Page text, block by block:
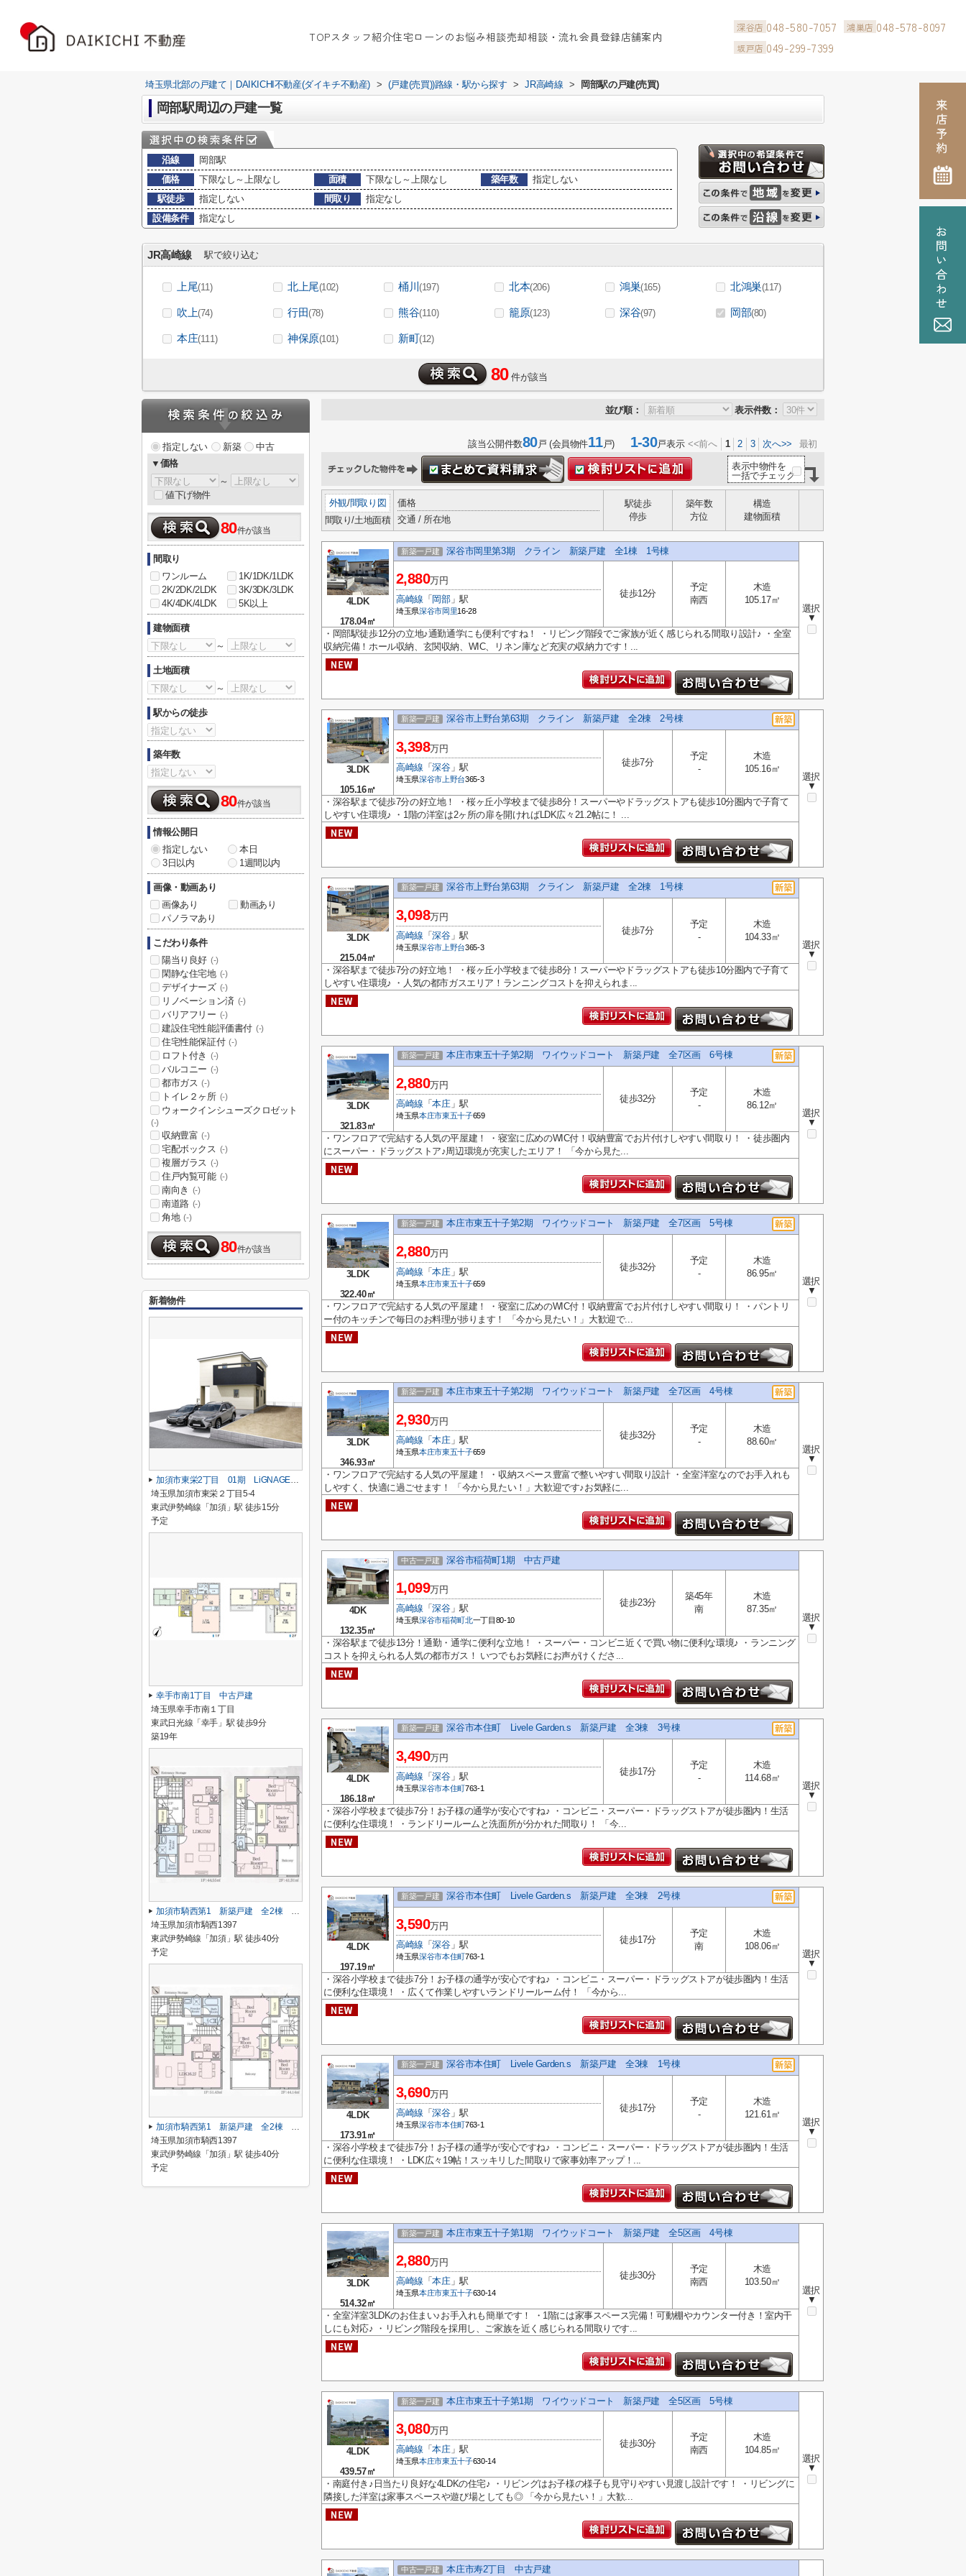
TOPスタッフ紹介住宅ローンのお悩み相談売却相談・流れ会員登録店舗案内
深谷店 048-580-7057 鴻巣店 048-578-8097
坂戸店 049-299-7399
埼玉県北部の戸建て｜DAIKICHI不動産(ダイキチ不動産) > (戸建(売買))路線・駅から探す > JR高崎線 > 岡部駅の戸建(売買)
岡部駅周辺の戸建一覧
沿線
岡部駅
価格
下限なし～上限なし 面積 下限なし～上限なし 築年数
指定しない
駅徒歩
指定しない 間取り
指定なし
設備条件
指定なし
JR高崎線 駅で絞り込む
上尾(11) 北上尾(102) 桶川(197) 北本(206) 鴻巣(165) 北鴻巣(117)
吹上(74) 行田(78) 熊谷(110) 籠原(123) 深谷(97) 岡部(80)
本庄(111) 神保原(101) 新町(12)
80 件が該当
並び順： 表示件数：
該当公開件数80戸 (会員物件11戸) 1-30戸表示 <<前へ 1 2 3 次へ>> 最初
表示中物件を
一括でチェック
外観/間取り図
間取り/土地面積
価格
交通 / 所在地
駅徒歩
停歩
築年数
方位
構造
建物面積
4LDK
178.04㎡
新築一戸建 深谷市岡里第3期 クライン 新築戸建 全1棟 1号棟
選択
▼
2,880万円
高崎線 「 岡部」駅
埼玉県深谷市岡里16-28
徒歩12分
予定
南西
木造
105.17㎡
・岡部駅徒歩12分の立地♪通勤通学にも便利ですね！ ・リビング階段でご家族が近く感じられる間取り設計♪ ・全室
収納完備！ホール収納、玄関収納、WIC、リネン庫など充実の収納力です！...
3LDK
105.16㎡
新築一戸建 深谷市上野台第63期 クライン 新築戸建 全2棟 2号棟
選択
▼
3,398万円
高崎線 「深谷」駅
埼玉県深谷市上野台365-3
徒歩7分
予定
-
木造
105.16㎡
・深谷駅まで徒歩7分の好立地！ ・桜ヶ丘小学校まで徒歩8分！スーパーやドラッグストアも徒歩10分圏内で子育て
しやすい住環境♪ ・1階の洋室は2ヶ所の扉を開ければLDK広々21.2帖に！ ...
3LDK
215.04㎡
新築一戸建 深谷市上野台第63期 クライン 新築戸建 全2棟 1号棟
選択
▼
3,098万円
高崎線 「深谷」駅
埼玉県深谷市上野台365-3
徒歩7分
予定
-
木造
104.33㎡
・深谷駅まで徒歩7分の好立地！ ・桜ヶ丘小学校まで徒歩8分！スーパーやドラッグストアも徒歩10分圏内で子育て
しやすい住環境♪ ・人気の都市ガスエリア！ランニングコストを抑えられま...
3LDK
321.83㎡
新築一戸建 本庄市東五十子第2期 ワイウッドコート 新築戸建 全7区画 6号棟
選択
▼
2,880万円
高崎線 「本庄」駅
埼玉県本庄市東五十子659
徒歩32分
予定
-
木造
86.12㎡
・ワンフロアで完結する人気の平屋建！ ・寝室に広めのWIC付！収納豊富でお片付けしやすい間取り！ ・徒歩圏内
にスーパー・ドラッグストア♪周辺環境が充実したエリア！ 「今から見た...
3LDK
322.40㎡
新築一戸建 本庄市東五十子第2期 ワイウッドコート 新築戸建 全7区画 5号棟
選択
▼
2,880万円
高崎線 「本庄」駅
埼玉県本庄市東五十子659
徒歩32分
予定
-
木造
86.95㎡
・ワンフロアで完結する人気の平屋建！ ・寝室に広めのWIC付！収納豊富でお片付けしやすい間取り！ ・パントリ
ー付のキッチンで毎日のお料理が捗ります！ 「今から見たい！」大歓迎で...
3LDK
346.93㎡
新築一戸建 本庄市東五十子第2期 ワイウッドコート 新築戸建 全7区画 4号棟
選択
▼
2,930万円
高崎線 「本庄」駅
埼玉県本庄市東五十子659
徒歩32分
予定
-
木造
88.60㎡
・ワンフロアで完結する人気の平屋建！ ・収納スペース豊富で整いやすい間取り設計 ・全室洋室なのでお手入れも
しやすく、快適に過ごせます！ 「今から見たい！」大歓迎です♪お気軽に...
4DK
132.35㎡
中古一戸建 深谷市稲荷町1期 中古戸建
選択
▼
1,099万円
高崎線 「深谷」駅
埼玉県深谷市稲荷町北一丁目80-10
徒歩23分
築45年
南
木造
87.35㎡
・深谷駅まで徒歩13分！通勤・通学に便利な立地！ ・スーパー・コンビニ近くで買い物に便利な環境♪ ・ランニング
コストを抑えられる人気の都市ガス！ いつでもお気軽にお声がけくださ...
4LDK
186.18㎡
新築一戸建 深谷市本住町 Livele Garden.s 新築戸建 全3棟 3号棟
選択
▼
3,490万円
高崎線 「深谷」駅
埼玉県深谷市本住町763-1
徒歩17分
予定
-
木造
114.68㎡
・深谷小学校まで徒歩7分！お子様の通学が安心ですね♪ ・コンビニ・スーパー・ドラッグストアが徒歩圏内！生活
に便利な住環境！ ・ランドリールームと洗面所が分かれた間取り！ 「今...
4LDK
197.19㎡
新築一戸建 深谷市本住町 Livele Garden.s 新築戸建 全3棟 2号棟
選択
▼
3,590万円
高崎線 「深谷」駅
埼玉県深谷市本住町763-1
徒歩17分
予定
南
木造
108.06㎡
・深谷小学校まで徒歩7分！お子様の通学が安心ですね♪ ・コンビニ・スーパー・ドラッグストアが徒歩圏内！生活
に便利な住環境！ ・広くて作業しやすいランドリールーム付！ 「今から...
4LDK
173.91㎡
新築一戸建 深谷市本住町 Livele Garden.s 新築戸建 全3棟 1号棟
選択
▼
3,690万円
高崎線 「深谷」駅
埼玉県深谷市本住町763-1
徒歩17分
予定
-
木造
121.61㎡
・深谷小学校まで徒歩7分！お子様の通学が安心ですね♪ ・コンビニ・スーパー・ドラッグストアが徒歩圏内！生活
に便利な住環境！ ・LDK広々19帖！スッキリした間取りで家事効率アップ！...
3LDK
514.32㎡
新築一戸建 本庄市東五十子第1期 ワイウッドコート 新築戸建 全5区画 4号棟
選択
▼
2,880万円
高崎線 「本庄」駅
埼玉県本庄市東五十子630-14
徒歩30分
予定
南西
木造
103.50㎡
・全室洋室3LDKのお住まい♪お手入れも簡単です！ ・1階には家事スペース完備！可動棚やカウンター付き！室内干
しにも対応♪ ・リビング階段を採用し、ご家族を近く感じられる間取りです...
4LDK
439.57㎡
新築一戸建 本庄市東五十子第1期 ワイウッドコート 新築戸建 全5区画 5号棟
選択
▼
3,080万円
高崎線 「本庄」駅
埼玉県本庄市東五十子630-14
徒歩30分
予定
南西
木造
104.85㎡
・南庭付き♪日当たり良好な4LDKの住宅♪ ・リビングはお子様の様子も見守りやすい見渡し設計です！ ・リビングに
隣接した洋室は家事スペースや遊び場としても◎ 「今から見たい！」大歓...
中古一戸建 本庄市寿2丁目 中古戸建
指定しない 新築
中古
▼価格
～
値下げ物件
80件が該当
間取り
ワンルーム
1K/1DK/1LDK
2K/2DK/2LDK
3K/3DK/3LDK
4K/4DK/4LDK
5K以上
建物面積
～
土地面積
～
駅からの徒歩
築年数
80件が該当
情報公開日
指定しない
本日
3日以内
1週間以内
画像・動画あり
画像あり
動画あり
パノラマあり
こだわり条件
陽当り良好 (-)
閑静な住宅地 (-)
デザイナーズ (-)
リノベーション済 (-)
バリアフリー (-)
建設住宅性能評価書付 (-)
住宅性能保証付 (-)
ロフト付き (-)
バルコニー (-)
都市ガス (-)
トイレ２ヶ所 (-)
ウォークインシューズクロゼット
(-)
収納豊富 (-)
宅配ボックス (-)
複層ガラス (-)
住戸内覧可能 (-)
南向き (-)
南道路 (-)
角地 (-)
80件が該当
新着物件
加須市東栄2丁目 01期 LiGNAGE-NEX-G 新築戸建 全1棟 1号棟
埼玉県加須市東栄２丁目5-4
東武伊勢崎線「加須」駅 徒歩15分
予定
幸手市南1丁目 中古戸建
埼玉県幸手市南１丁目
東武日光線「幸手」駅 徒歩9分
築19年
加須市騎西第1 新築戸建 全2棟 2号棟
埼玉県加須市騎西1397
東武伊勢崎線「加須」駅 徒歩40分
予定
加須市騎西第1 新築戸建 全2棟 1号棟
埼玉県加須市騎西1397
東武伊勢崎線「加須」駅 徒歩40分
予定